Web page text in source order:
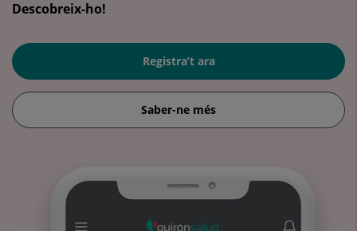
Descobreix-ho!
Registra’t ara
Saber-ne més